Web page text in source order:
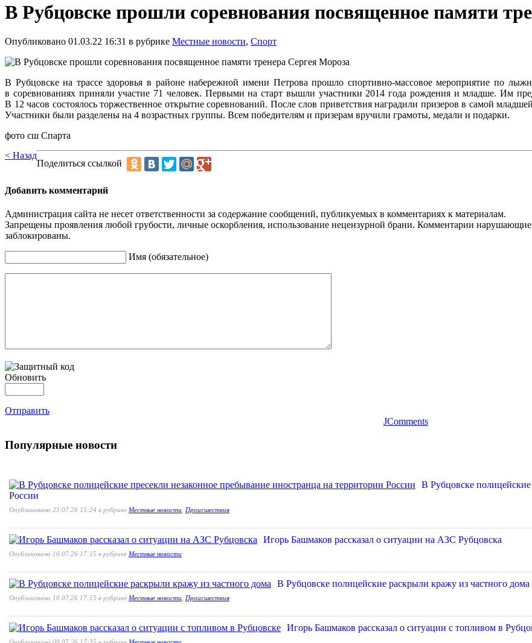
В Рубцовске прошли соревнования посвященное памяти
Опубликовано 01.03.22 16:31 в рубрике Местные новости, Спорт
В Рубцовске на трассе здоровья в районе набережной имени Петрова прошло спортивно-массовое мероприятие по
в соревнованиях приняли участие 71 человек. Первыми на старт вышли участники 2014 года рождения и младше. Им
В 12 часов состоялось торжественное открытие соревнований. После слов приветствия наградили призеров в самой
Участники были разделены на 4 возрастных группы. Всем победителям и призерам вручили грамоты, медали и подарки.
фото сш Спарта
< Назад
Поделиться ссылкой
Добавить комментарий
Администрация сайта не несет ответственности за содержание сообщений, публикуемых в комментариях к материалам.
Запрещены проявления любой грубости, личные оскорбления, использование нецензурной брани. Комментарии нарушающие
заблокированы.
Имя (обязательное)
Обновить
Отправить
JComments
Популярные новости
В Рубцовске
России
Опубликовано 23.07.26 15:24 в рубрике Местные новости Происшествия
Игорь Башмаков рассказал о ситуации на АЗС Рубцовска
Опубликовано 16.07.26 17:15 в рубрике Местные новости
В Рубцовске полицейские раскрыли кражу из частного дома
Опубликовано 10.07.26 17:15 в рубрике Местные новости Происшествия
Игорь Башмаков рассказал о ситуации с топливом в